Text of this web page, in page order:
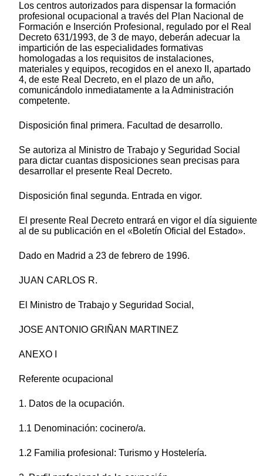
Los centros autorizados para dispensar la formación
profesional ocupacional a través del Plan Nacional de
Formación e Inserción Profesional, regulado por el Real
Decreto 631/1993, de 3 de mayo, deberán adecuar la
impartición de las especialidades formativas
homologadas a los requisitos de instalaciones,
materiales y equipos, recogidos en el anexo II, apartado
4, de este Real Decreto, en el plazo de un año,
comunicándolo inmediatamente a la Administración
competente.
Disposición final primera. Facultad de desarrollo.
Se autoriza al Ministro de Trabajo y Seguridad Social
para dictar cuantas disposiciones sean precisas para
desarrollar el presente Real Decreto.
Disposición final segunda. Entrada en vigor.
El presente Real Decreto entrará en vigor el día siguiente
al de su publicación en el «Boletín Oficial del Estado».
Dado en Madrid a 23 de febrero de 1996.
JUAN CARLOS R.
El Ministro de Trabajo y Seguridad Social,
JOSE ANTONIO GRIÑAN MARTINEZ
ANEXO I
Referente ocupacional
1. Datos de la ocupación.
1.1 Denominación: cocinero/a.
1.2 Familia profesional: Turismo y Hostelería.